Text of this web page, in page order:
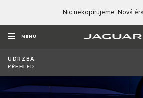
Nic nekopírujeme. Nová
MENU
ÚDRŽBA
PŘEHLED